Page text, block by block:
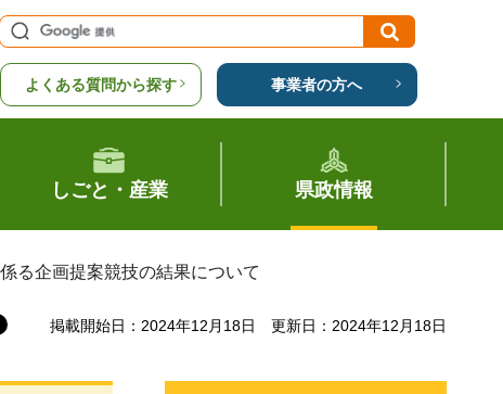
よくある質問から探す 事業者の方へ
しごと・産業 県政情報
る企画提案競技の結果について
掲載開始日：2024年12月18日 更新日：2024年12月18日